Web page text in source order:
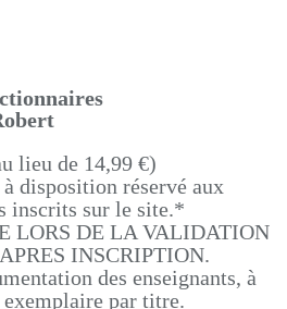
lieu de 14,99 €)
disposition réservé aux
inscrits sur le site.*
LORS DE LA VALIDATION
INSCRIPTION.
des enseignants, à
par titre.